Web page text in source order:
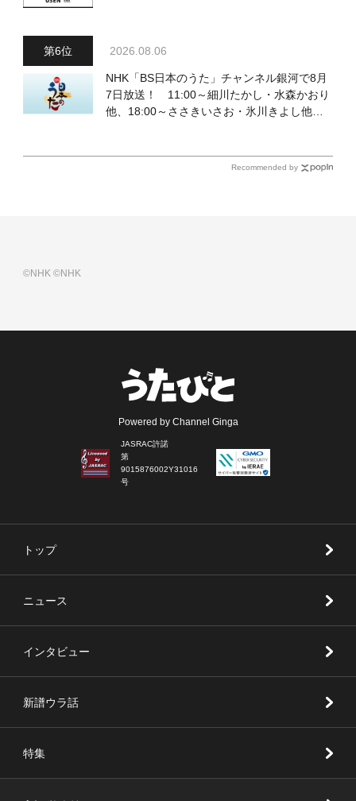
2026.08.06
NHK「BS日本のうた」チャンネル銀河で8月
7日放送！ 11:00～細川たかし・水森かおり
他、18:00～ささきいさお・氷川きよし他登
Recommended by
©NHK©NHK
Powered by Channel Ginga
JASRAC許諾
第
9015876002Y31016
号
トップ
ニュース
インタビュー
新譜ウラ話
特集